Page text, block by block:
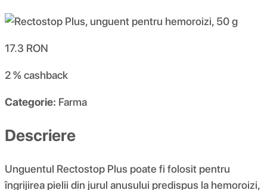
17.3 RON
2 %cashback
Categorie: Farma
Descriere
Unguentul Rectostop Plus poate fi folosit pentru
îngrijirea pielii din jurul anusului predispus la hemoroizi,